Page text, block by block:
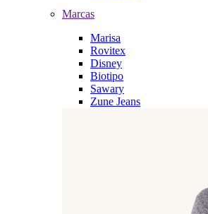
Marcas
Marisa
Rovitex
Disney
Biotipo
Sawary
Zune Jeans